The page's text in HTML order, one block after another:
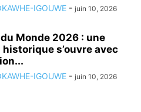
IGOUWE - juin 10, 2026
Monde 2026 : une
s’ouvre avec
IGOUWE - juin 10, 2026